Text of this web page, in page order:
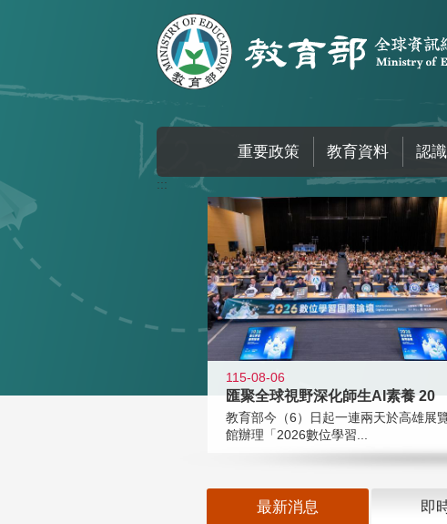
重要政策 教育資料 認
:::
115-08-06
匯聚全球視野深化師生AI素養 20
教育部今（6）日起一連兩天於高雄展
館辦理「2026數位學習...
最新消息 即